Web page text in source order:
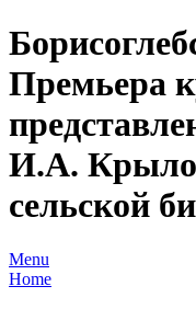
Премьера
И.А.
сельской
Menu
Home